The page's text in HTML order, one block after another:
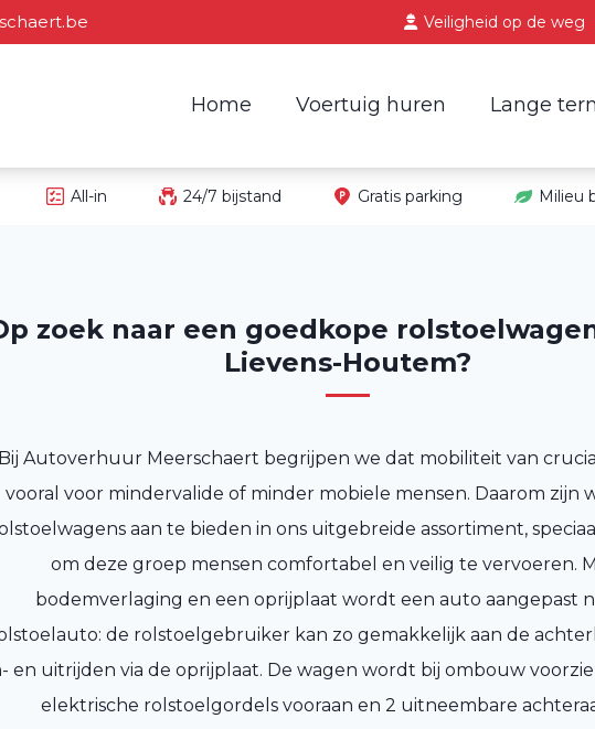
Veiligheid op de weg
Home Voertuig huren Lange
All-in 24/7 bijstand Gratis parking Milieu
zoek naar een goedkope
Lievens-Houtem?
Bij Autoverhuur Meerschaert begrijpen we dat mobiliteit van
vooral voor mindervalide of minder mobiele mensen. Daarom zijn
aan te bieden in ons uitgebreide assortiment,
om deze groep mensen comfortabel en veilig te vervoeren.
bodemverlaging en een oprijplaat wordt een auto aangepast
de rolstoelgebruiker kan zo gemakkelijk aan de
en uitrijden via de oprijplaat. De wagen wordt bij ombouw
elektrische rolstoelgordels vooraan en 2 uitneembare